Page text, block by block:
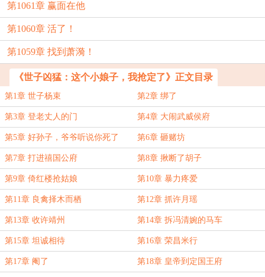
第1061章 赢面在他
第1060章 活了！
第1059章 找到萧漪！
《世子凶猛：这个小娘子，我抢定了》正文目录
第1章 世子杨束 第2章 绑了
第3章 登老丈人的门 第4章 大闹武威侯府
第5章 好孙子，爷爷听说你死了 第6章 砸赌坊
第7章 打进禧国公府 第8章 揪断了胡子
第9章 倚红楼抢姑娘 第10章 暴力疼爱
第11章 良禽择木而栖 第12章 抓许月瑶
第13章 收许靖州 第14章 拆冯清婉的马车
第15章 坦诚相待 第16章 荣昌米行
第17章 阉了 第18章 皇帝到定国王府